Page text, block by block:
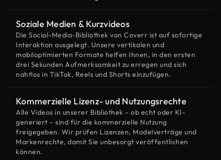
Soziale Medien & Kurzvideos
Die Social-Media-Bibliothek von Coverr ist auf sofortige
Interaktion ausgelegt. Unsere vertikalen und
mobiloptimierten Formate helfen Ihnen, in den ersten
drei Sekunden Aufmerksamkeit zu erregen und sich
nahtlos in TikTok, Reels und Shorts einzufügen.
Kommerzielle Lizenz- und Nutzungsrechte
Alle Videos in unserer Bibliothek – ob echt oder KI-
generiert – sind für die kommerzielle Nutzung
freigegeben. Wir prüfen Lizenzen, Modelverträge und
Markenrechte, damit Sie unbesorgt veröffentlichen
können.